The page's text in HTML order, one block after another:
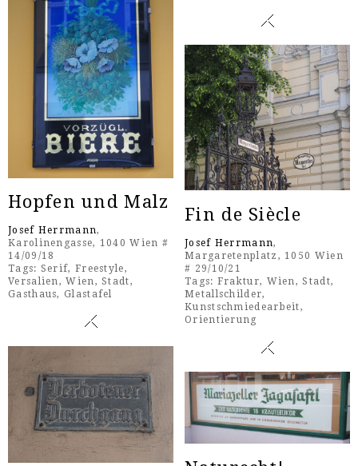
Hopfen und Malz
Josef Herrmann,
Karolinengasse, 1040 Wien #
14/09/18
Tags: Serif, Freestyle,
Versalien,Wien,Stadt,
Gasthaus,Glastafel
Fin de Siècle
Josef Herrmann,
Margaretenplatz, 1050 Wien
# 29/10/21
Tags: Fraktur, Wien,Stadt,
Metallschilder,
Kunstschmiedearbeit,
Orientierung